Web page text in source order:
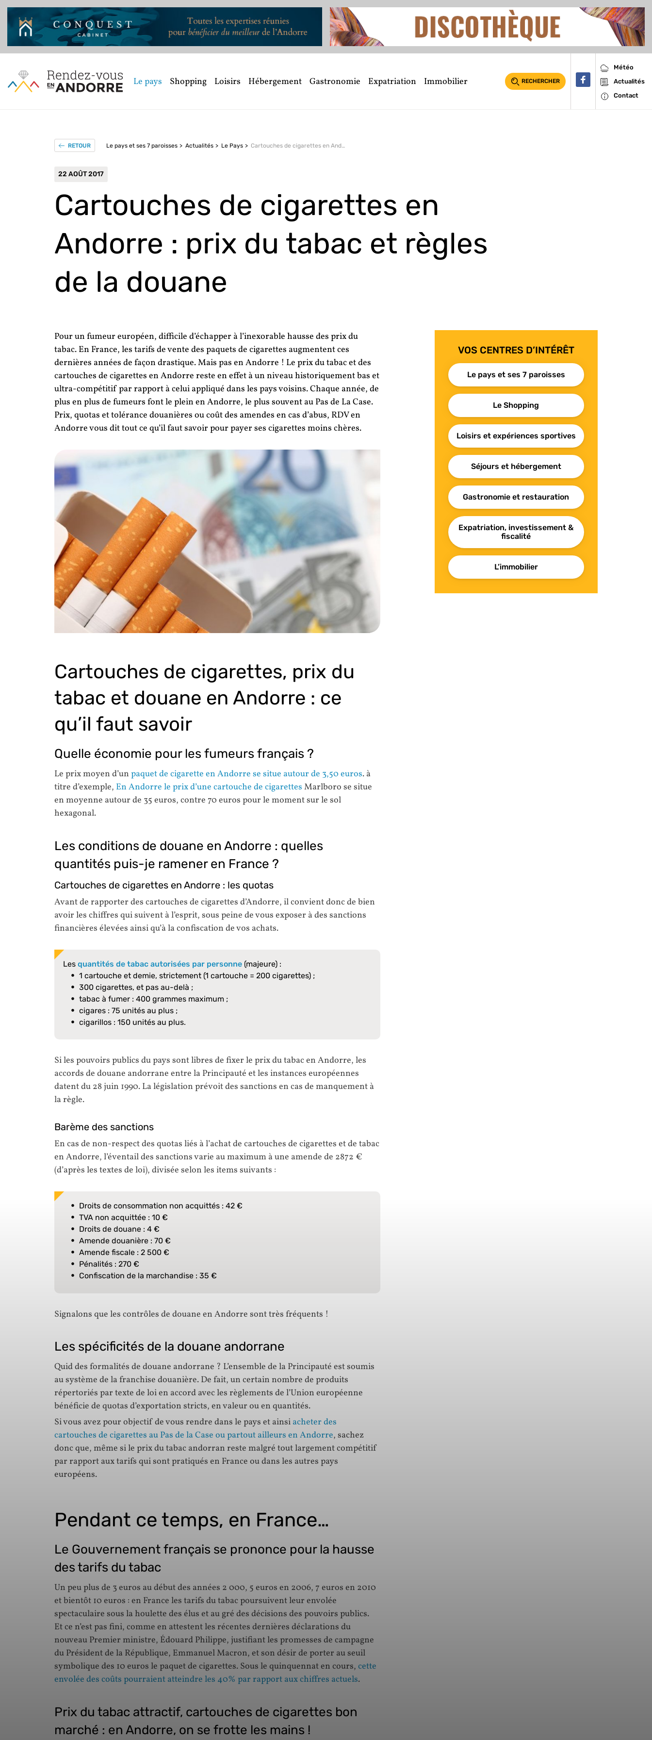
Le pays Shopping Loisirs Hébergement Gastronomie Expatriation Immobilier RECHERCHER
Météo
Actualités
Contact
RETOUR Le pays et ses 7 paroisses Actualités Le Pays Cartouches de cigarettes en Andorre : prix du tabac et règles de la douane
22 AOÛT 2017
Cartouches de cigarettes en
Andorre : prix du tabac et règles
de la douane
Pour un fumeur européen, difficile d’échapper à l’inexorable hausse des prix du
tabac. En France, les tarifs de vente des paquets de cigarettes augmentent ces
dernières années de façon drastique. Mais pas en Andorre ! Le prix du tabac et des
cartouches de cigarettes en Andorre reste en effet à un niveau historiquement bas et
ultra-compétitif par rapport à celui appliqué dans les pays voisins. Chaque année, de
plus en plus de fumeurs font le plein en Andorre, le plus souvent au Pas de La Case.
Prix, quotas et tolérance douanières ou coût des amendes en cas d’abus, RDV en
Andorre vous dit tout ce qu’il faut savoir pour payer ses cigarettes moins chères.
Cartouches de cigarettes, prix du
tabac et douane en Andorre : ce
qu’il faut savoir
Quelle économie pour les fumeurs français ?
Le prix moyen d’un paquet de cigarette en Andorre se situe autour de 3,50 euros. à
titre d’exemple, En Andorre le prix d’une cartouche de cigarettes Marlboro se situe
en moyenne autour de 35 euros, contre 70 euros pour le moment sur le sol
hexagonal.
Les conditions de douane en Andorre : quelles
quantités puis-je ramener en France ?
Cartouches de cigarettes en Andorre : les quotas
Avant de rapporter des cartouches de cigarettes d’Andorre, il convient donc de bien
avoir les chiffres qui suivent à l’esprit, sous peine de vous exposer à des sanctions
financières élevées ainsi qu’à la confiscation de vos achats.
Les quantités de tabac autorisées par personne (majeure) :
1 cartouche et demie, strictement (1 cartouche = 200 cigarettes) ;
300 cigarettes, et pas au-delà ;
tabac à fumer : 400 grammes maximum ;
cigares : 75 unités au plus ;
cigarillos : 150 unités au plus.
Si les pouvoirs publics du pays sont libres de fixer le prix du tabac en Andorre, les
accords de douane andorrane entre la Principauté et les instances européennes
datent du 28 juin 1990. La législation prévoit des sanctions en cas de manquement à
la règle.
Barème des sanctions
En cas de non-respect des quotas liés à l’achat de cartouches de cigarettes et de tabac
en Andorre, l’éventail des sanctions varie au maximum à une amende de 2872 €
(d’après les textes de loi), divisée selon les items suivants :
Droits de consommation non acquittés : 42 €
TVA non acquittée : 10 €
Droits de douane : 4 €
Amende douanière : 70 €
Amende fiscale : 2 500 €
Pénalités : 270 €
Confiscation de la marchandise : 35 €
Signalons que les contrôles de douane en Andorre sont très fréquents !
Les spécificités de la douane andorrane
Quid des formalités de douane andorrane ? L’ensemble de la Principauté est soumis
au système de la franchise douanière. De fait, un certain nombre de produits
répertoriés par texte de loi en accord avec les règlements de l’Union européenne
bénéficie de quotas d’exportation stricts, en valeur ou en quantités.
Si vous avez pour objectif de vous rendre dans le pays et ainsi acheter des
cartouches de cigarettes au Pas de la Case ou partout ailleurs en Andorre, sachez
donc que, même si le prix du tabac andorran reste malgré tout largement compétitif
par rapport aux tarifs qui sont pratiqués en France ou dans les autres pays
européens.
Pendant ce temps, en France…
Le Gouvernement français se prononce pour la hausse
des tarifs du tabac
Un peu plus de 3 euros au début des années 2 000, 5 euros en 2006, 7 euros en 2010
et bientôt 10 euros : en France les tarifs du tabac poursuivent leur envolée
spectaculaire sous la houlette des élus et au gré des décisions des pouvoirs publics.
Et ce n’est pas fini, comme en attestent les récentes dernières déclarations du
nouveau Premier ministre, Édouard Philippe, justifiant les promesses de campagne
du Président de la République, Emmanuel Macron, et son désir de porter au seuil
symbolique des 10 euros le paquet de cigarettes. Sous le quinquennat en cours, cette
envolée des coûts pourraient atteindre les 40% par rapport aux chiffres actuels.
Prix du tabac attractif, cartouches de cigarettes bon
marché : en Andorre, on se frotte les mains !
VOS CENTRES D’INTÉRÊT
Le pays et ses 7 paroisses
Le Shopping
Loisirs et expériences sportives
Séjours et hébergement
Gastronomie et restauration
Expatriation, investissement &
fiscalité
L’immobilier